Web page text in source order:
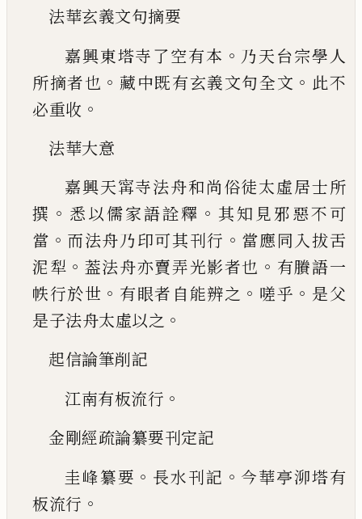
法華玄義文句摘要
嘉興東塔寺了空有本 。 乃天台宗學人
所摘者也 。 藏中既有玄義文句全文 。 此不
必重收 。
法華大意
嘉興天𡩋寺法舟和尚俗徒太虛居士所
撰 。 悉以儒家語詮釋 。 其知見邪惡不可
當 。 而法舟乃印可其刊行 。 當應同入拔舌
泥犁 。 葢法舟亦賣弄光影者也 。 有賸語一
帙行於世 。 有眼者自能辨之 。 嗟乎 。 是父
是子法舟太虛以之 。
起信論筆削記
江南有板流行 。
金剛經疏論纂要刊定記
圭峰纂要 。 長水刊記 。 今華亭泖塔有
板流行 。